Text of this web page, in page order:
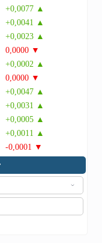
+0,0077 ▲
+0,0041 ▲
+0,0023 ▲
0,0000 ▼
+0,0002 ▲
0,0000 ▼
+0,0047 ▲
+0,0031 ▲
+0,0005 ▲
+0,0011 ▲
-0,0001 ▼